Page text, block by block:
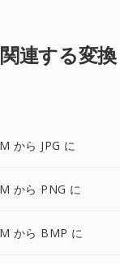
関連する変換
から JPG に
から PNG に
から BMP に